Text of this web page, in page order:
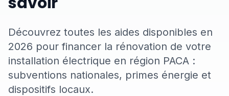
Découvrez toutes les aides disponibles en
2026 pour financer la rénovation de votre
installation électrique en région PACA :
subventions nationales, primes énergie et
dispositifs locaux.